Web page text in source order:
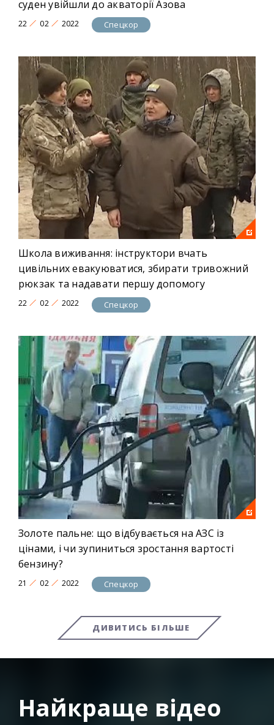
суден увійшли до акваторії Азова
22 02 2022 Спецкор
Школа виживання: інструктори вчать
цивільних евакуюватися, збирати тривожний
рюкзак та надавати першу допомогу
22 02 2022 Спецкор
Золоте пальне: що відбувається на АЗС із
цінами, і чи зупиниться зростання вартості
бензину?
21 02 2022 Спецкор
ДИВИТИСЬ БІЛЬШЕ
Найкраще відео